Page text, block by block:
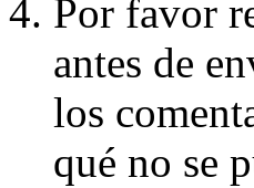
Por favor
antes de
los
qué no se